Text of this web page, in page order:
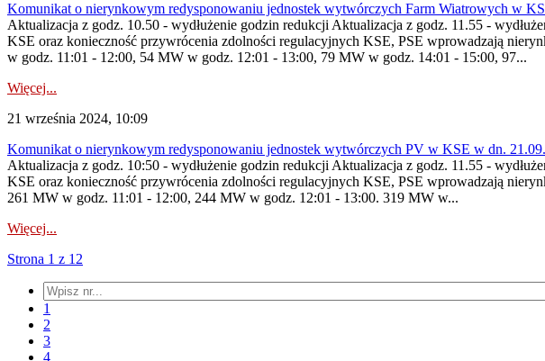
Komunikat o nierynkowym redysponowaniu jednostek wytwórczych Farm Wiatrowych w
Aktualizacja z godz. 10.50 - wydłużenie godzin redukcji Aktualizacja z godz. 11.55 -
KSE oraz konieczność przywrócenia zdolności regulacyjnych KSE, PSE wprowadzają
w godz. 11:01 - 12:00, 54 MW w godz. 12:01 - 13:00, 79 MW w godz. 14:01 - 15:00, 97...
Więcej...
21 września 2024, 10:09
Komunikat o nierynkowym redysponowaniu jednostek wytwórczych PV w KSE w dn.
Aktualizacja z godz. 10:50 - wydłużenie godzin redukcji Aktualizacja z godz. 11.55 -
KSE oraz konieczność przywrócenia zdolności regulacyjnych KSE, PSE wprowadzają
261 MW w godz. 11:01 - 12:00, 244 MW w godz. 12:01 - 13:00. 319 MW w...
Więcej...
Strona 1 z 12
1
2
3
4